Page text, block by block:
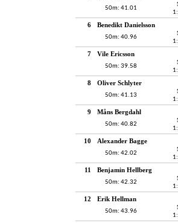
50m: 41.01
6 Benedikt Danielsson
50m: 40.96
7 Vile Ericsson
50m: 39.58
8 Oliver Schlyter
50m: 41.13
9 Måns Bergdahl
50m: 40.82
10 Alexander Bagge
50m: 42.02
11 Benjamin Hellberg
50m: 42.32
12 Erik Hellman
50m: 43.96